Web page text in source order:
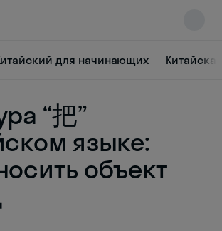
для начинающих
“把”
языке:
объект